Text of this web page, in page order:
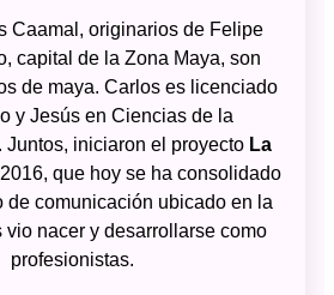
Caamal, originarios de Felipe
capital de la Zona Maya, son
de maya. Carlos es licenciado
y Jesús en Ciencias de la
Juntos, iniciaron el proyecto La
que hoy se ha consolidado
de comunicación ubicado en la
vio nacer y desarrollarse como
profesionistas.